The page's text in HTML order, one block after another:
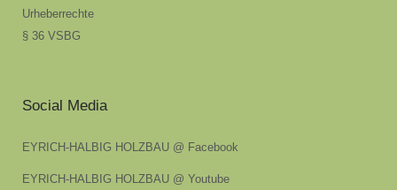
Urheberrechte
§ 36 VSBG
Social Media
EYRICH-HALBIG HOLZBAU @ Facebook
EYRICH-HALBIG HOLZBAU @ Youtube